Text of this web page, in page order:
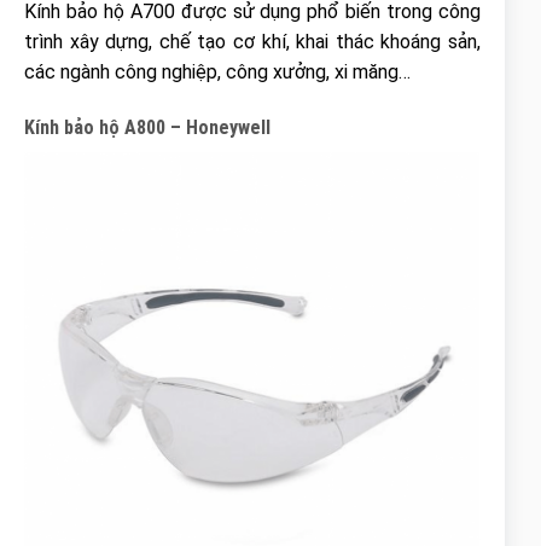
Kính bảo hộ A700 được sử dụng phổ biến trong công
trình xây dựng, chế tạo cơ khí, khai thác khoáng sản,
các ngành công nghiệp, công xưởng, xi măng…
Kính bảo hộ A800 – Honeywell